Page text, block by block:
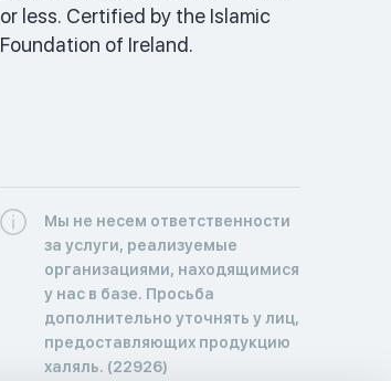
or less. Certified by the Islamic
Foundation of Ireland.
Мы не несем ответственности
за услуги, реализуемые
организациями, находящимися
у нас в базе. Просьба
дополнительно уточнять у лиц,
предоставляющих продукцию
халяль. (22926)